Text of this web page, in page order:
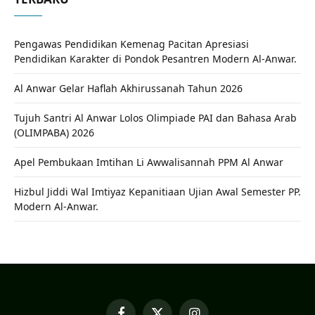
Pengawas Pendidikan Kemenag Pacitan Apresiasi
Pendidikan Karakter di Pondok Pesantren Modern Al-Anwar.
Al Anwar Gelar Haflah Akhirussanah Tahun 2026
Tujuh Santri Al Anwar Lolos Olimpiade PAI dan Bahasa Arab
(OLIMPABA) 2026
Apel Pembukaan Imtihan Li Awwalisannah PPM Al Anwar
Hizbul Jiddi Wal Imtiyaz Kepanitiaan Ujian Awal Semester PP.
Modern Al-Anwar.